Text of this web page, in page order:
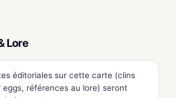
Lore
éditoriales sur cette carte (clins
références au lore) seront